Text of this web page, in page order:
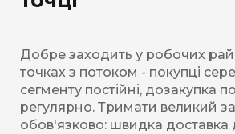
Добре заходить у робочих
точках з потоком - покупці
сегменту постійні, дозакупка
регулярно. Тримати великий
обов'язково: швидка доставка